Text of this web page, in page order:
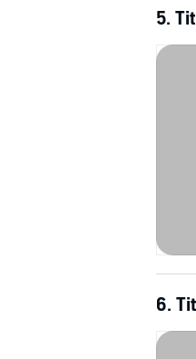
5.
6.